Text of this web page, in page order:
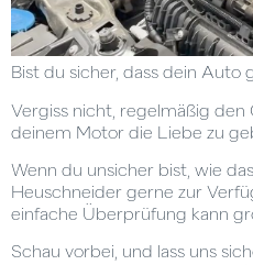
Bist du sicher, dass dein Auto
Vergiss nicht, regelmäßig
deinem Motor die Liebe zu
Wenn du unsicher bist, wie
Heuschneider gerne zur
einfache Überprüfung kann
Schau vorbei, und lass uns